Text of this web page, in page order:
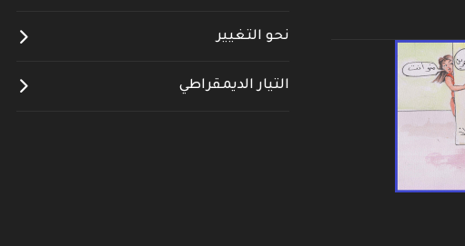
نحو التغيير
التيار الديمقراطي